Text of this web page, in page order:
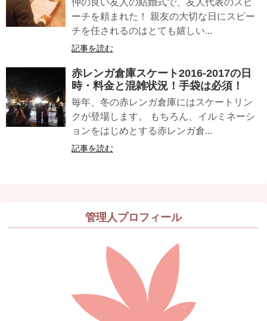
仲の良い友人の結婚式で、友人代表のスピ
ーチを頼まれた！ 親友の大切な日にスピー
チを任されるのはとても嬉しい...
記事を読む
赤レンガ倉庫スケート2016-2017の日
時・料金と混雑状況！手袋は必須！
毎年、冬の赤レンガ倉庫にはスケートリン
クが登場します。 もちろん、イルミネーシ
ョンをはじめとする赤レンガ倉...
記事を読む
管理人プロフィール